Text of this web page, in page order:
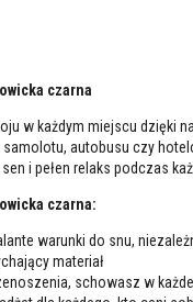
czarna
w każdym miejscu dzięki
samolotu, autobusu czy
i pełen relaks podczas
czarna:
warunki do snu,
materiał
schowasz w